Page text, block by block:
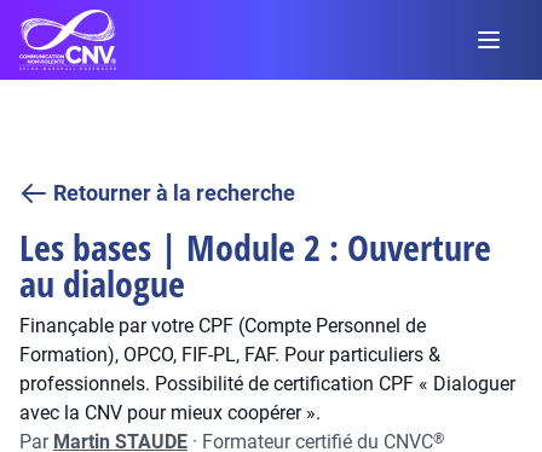
Retourner à la recherche
Les bases | Module 2 : Ouverture
au dialogue
Finançable par votre CPF (Compte Personnel de
Formation), OPCO, FIF-PL, FAF. Pour particuliers &
professionnels. Possibilité de certification CPF « Dialoguer
avec la CNV pour mieux coopérer ».
Par Martin STAUDE · Formateur certifié du CNVC®